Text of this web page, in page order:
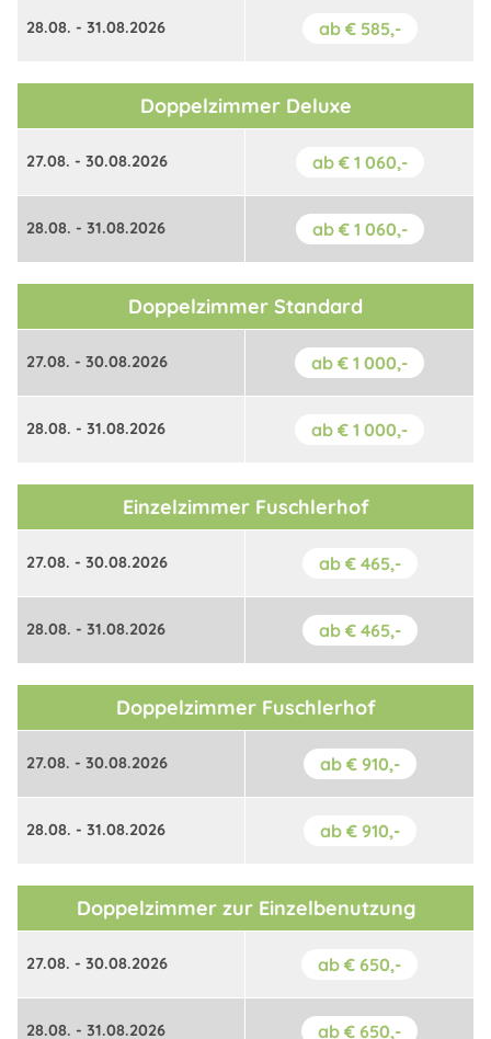
28.08. - 31.08.2026 ab € 585,-
Doppelzimmer Deluxe
27.08. - 30.08.2026 ab € 1 060,-
28.08. - 31.08.2026 ab € 1 060,-
Doppelzimmer Standard
27.08. - 30.08.2026 ab € 1 000,-
28.08. - 31.08.2026 ab € 1 000,-
Einzelzimmer Fuschlerhof
27.08. - 30.08.2026 ab € 465,-
28.08. - 31.08.2026 ab € 465,-
Doppelzimmer Fuschlerhof
27.08. - 30.08.2026 ab € 910,-
28.08. - 31.08.2026 ab € 910,-
Doppelzimmer zur Einzelbenutzung
27.08. - 30.08.2026 ab € 650,-
28.08. - 31.08.2026 ab € 650,-